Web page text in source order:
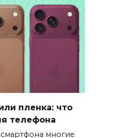
пленка: что
телефона
многие